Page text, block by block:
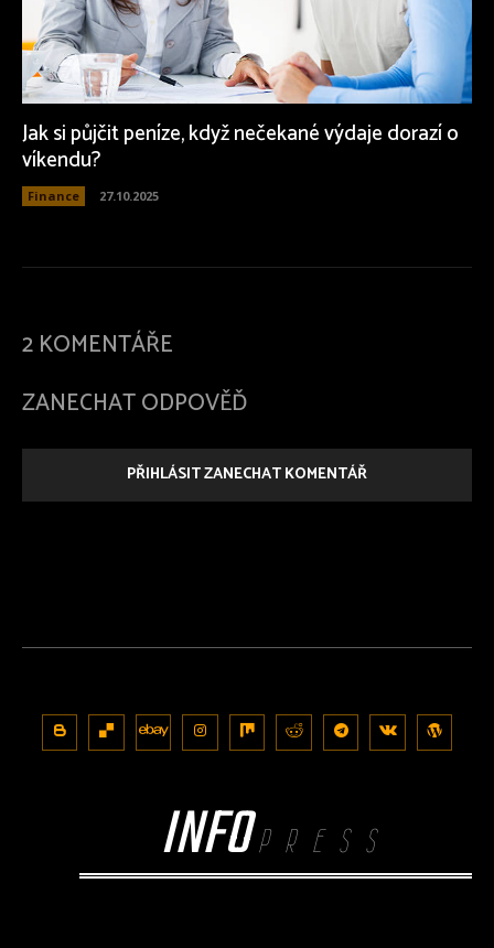
Jak si půjčit peníze, když nečekané výdaje dorazí o
víkendu?
Finance 27.10.2025
2 KOMENTÁŘE
ZANECHAT ODPOVĚĎ
PŘIHLÁSIT ZANECHAT KOMENTÁŘ
INFO PRESS